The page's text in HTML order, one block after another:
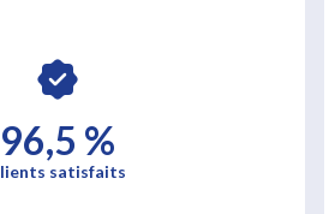
96,5 %
satisfaits